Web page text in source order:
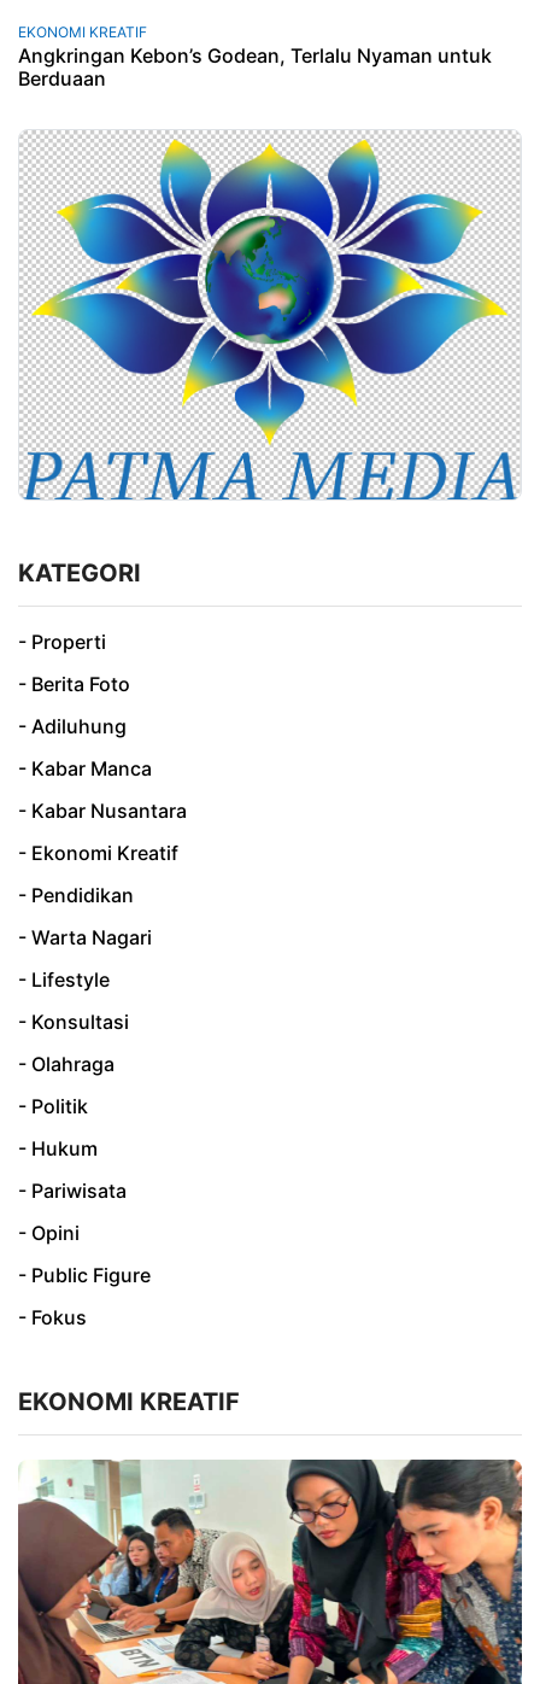
EKONOMI KREATIF
Angkringan Kebon’s Godean, Terlalu Nyaman untuk
Berduaan
KATEGORI
- Properti
- Berita Foto
- Adiluhung
- Kabar Manca
- Kabar Nusantara
- Ekonomi Kreatif
- Pendidikan
- Warta Nagari
- Lifestyle
- Konsultasi
- Olahraga
- Politik
- Hukum
- Pariwisata
- Opini
- Public Figure
- Fokus
EKONOMI KREATIF